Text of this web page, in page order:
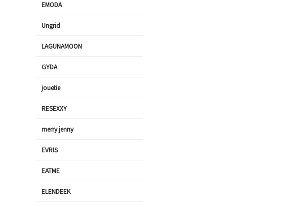
EMODA
Ungrid
LAGUNAMOON
GYDA
jouetie
RESEXXY
merry jenny
EVRIS
EATME
ELENDEEK